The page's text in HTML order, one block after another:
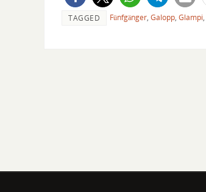
TAGGED Fünfgänger Galopp Glampi